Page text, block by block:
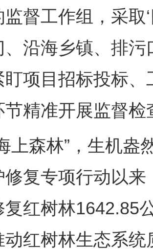
督工作组，采取
、沿海乡镇、排
盯项目招标投标
节精准开展监督检
森林”，生机盎
修复专项行动以
复红树林1642.85
动红树林生态系统